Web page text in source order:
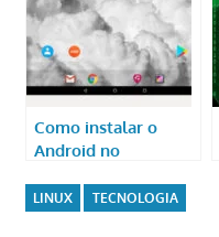
Como instalar o
Android no
LINUX TECNOLOGIA